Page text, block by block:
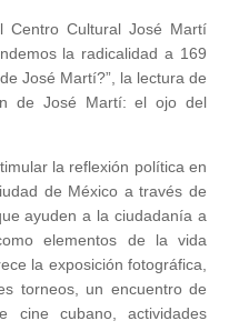
Centro Cultural José Martí
la radicalidad a 169
José Martí?”, la lectura de
de José Martí: el ojo del
la reflexión política en
de México a través de
ayuden a la ciudadanía a
elementos de la vida
la exposición fotográfica,
torneos, un encuentro de
cine cubano, actividades